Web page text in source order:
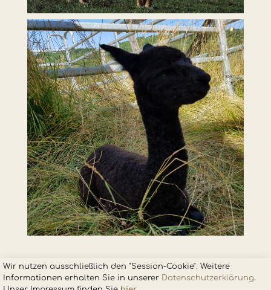
Wir nutzen ausschließlich den "Session-Cookie". Weitere
Informationen erhalten Sie in unserer Datenschutzerklärung.